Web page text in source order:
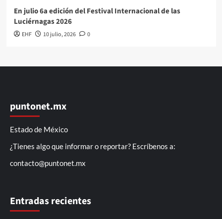
En julio 6a edición del Festival Internacional de las
Luciérnagas 2026
EHF 10 julio, 2026 0
puntonet.mx
Estado de México
¿Tienes algo que informar o reportar? Escríbenos a:
contacto@puntonet.mx
Entradas recientes